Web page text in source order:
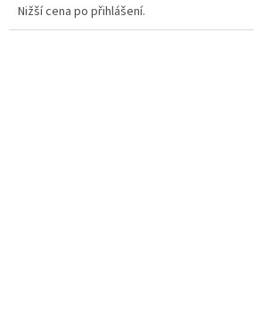
Nižší cena po přihlášení.